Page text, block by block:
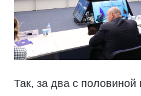
Так, за два с